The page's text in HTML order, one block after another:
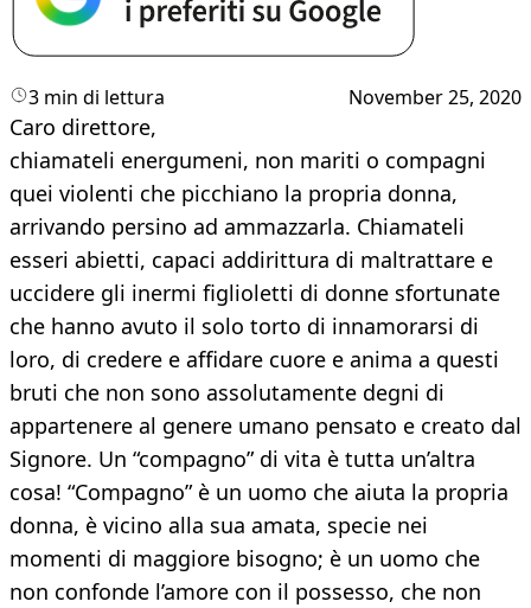
3 min di lettura November 25, 2020
Caro direttore,
chiamateli energumeni, non mariti o compagni
quei violenti che picchiano la propria donna,
arrivando persino ad ammazzarla. Chiamateli
esseri abietti, capaci addirittura di maltrattare e
uccidere gli inermi figlioletti di donne sfortunate
che hanno avuto il solo torto di innamorarsi di
loro, di credere e affidare cuore e anima a questi
bruti che non sono assolutamente degni di
appartenere al genere umano pensato e creato dal
Signore. Un “compagno” di vita è tutta un’altra
cosa! “Compagno” è un uomo che aiuta la propria
donna, è vicino alla sua amata, specie nei
momenti di maggiore bisogno; è un uomo che
non confonde l’amore con il possesso, che non